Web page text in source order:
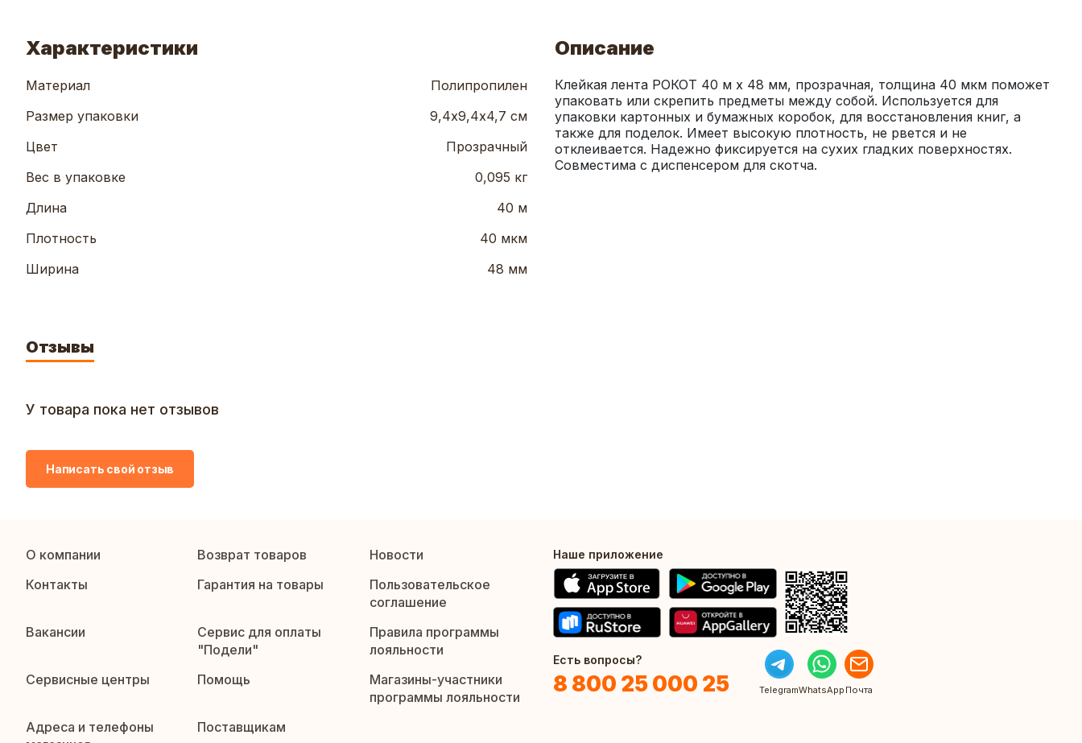
Характеристики
Материал
Полипропилен
Размер упаковки
9,4х9,4х4,7 см
Цвет
Прозрачный
Вес в упаковке
0,095 кг
Длина
40 м
Плотность
40 мкм
Ширина
48 мм
Описание
Клейкая лента РОКОТ 40 м x 48 мм, прозрачная, толщина 40 мкм поможет
упаковать или скрепить предметы между собой. Используется для
упаковки картонных и бумажных коробок, для восстановления книг, а
также для поделок. Имеет высокую плотность, не рвется и не
отклеивается. Надежно фиксируется на сухих гладких поверхностях.
Совместима с диспенсером для скотча.
Отзывы
У товара пока нет отзывов
Написать свой отзыв
О компании Возврат товаров
Новости
Контакты
Гарантия на товары
Пользовательское
соглашение
Вакансии
Сервис для оплаты
"Подели"
Правила программы
лояльности
Сервисные центры
Помощь
Магазины-участники
программы лояльности
Адреса и телефоны
Поставщикам
Наше приложение
Есть вопросы?
8 800 25 000 25 TelegramWhatsApp Почта